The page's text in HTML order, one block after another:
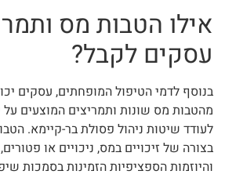
אילו הטבות מס
עסקים לקבל?
בנוסף לדמי הטיפול המופחתים, עסקים
מהטבות מס שונות ותמריצים המוצעים
לעודד שיטות ניהול פסולת בר-קיימא.
בצורה של זיכויים במס, ניכויים או
והיוזמות הספציפיות הזמינות בסמכות